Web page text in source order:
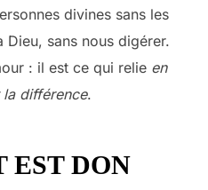
divines sans les
Dieu, sans nous digérer.
: il est ce qui relie en
la différence.
EST DON